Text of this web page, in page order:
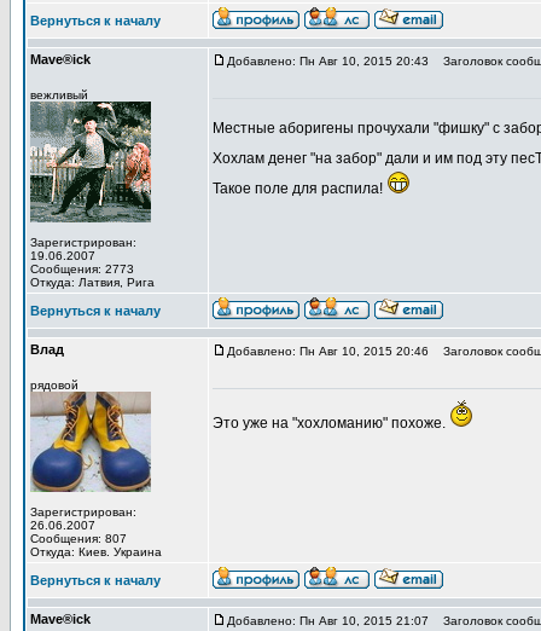
Вернуться к началу
Mave®ick
вежливый
Зарегистрирован:
19.06.2007
Сообщения: 2773
Откуда: Латвия, Рига
Добавлено: Пн Авг 10, 2015 20:43 Заголовок
Местные аборигены прочухали "фишку" с
Хохлам денег "на забор" дали и им под эту
Такое поле для распила!
Вернуться к началу
Влад
рядовой
Зарегистрирован:
26.06.2007
Сообщения: 807
Откуда: Киев. Украина
Добавлено: Пн Авг 10, 2015 20:46 Заголовок
Это уже на "хохломанию" похоже.
Вернуться к началу
Mave®ick Добавлено: Пн Авг 10, 2015 21:07 Заголовок